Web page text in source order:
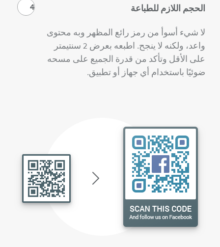
4 الحجم اللازم للطباعة
لا شيء أسوأ من رمز رائع المظهر وبه محتوى
واعد، ولكنه لا ينجح. اطبعه بعرض 2 سنتيمتر
على الأقل وتأكد من قدرة الجميع على مسحه
ضوئيًا باستخدام أي جهاز أو تطبيق.